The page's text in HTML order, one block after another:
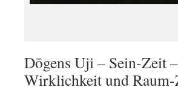
Dōgens Uji – Sein-Zeit
Wirklichkeit und